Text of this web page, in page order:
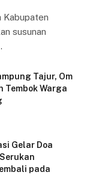
Kabupaten
susunan
Tajur, Om
Tembok Warga
Gelar Doa
pada